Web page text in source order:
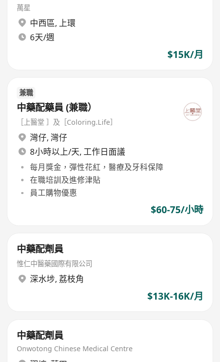
萬星
中西區, 上環
6天/週
$15K/月
兼職
中藥配藥員 (兼職）
［上醫堂 ］及［Coloring.Life］
灣仔, 灣仔
8小時以上/天, 工作日面議
每月獎金，彈性花紅，醫療及牙科保障
在職培訓及進修津貼
員工購物優惠
$60-75/小時
中藥配劑員
惟仁中醫藥國際有限公司
深水埗, 荔枝角
$13K-16K/月
中藥配劑員
Onwotong Chinese Medical Centre